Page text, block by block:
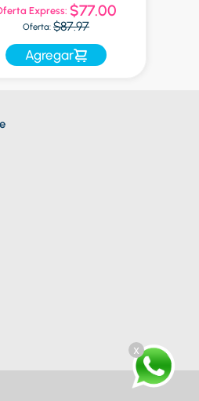
x
Express: $77.00
Oferta: $87.97
Agregar